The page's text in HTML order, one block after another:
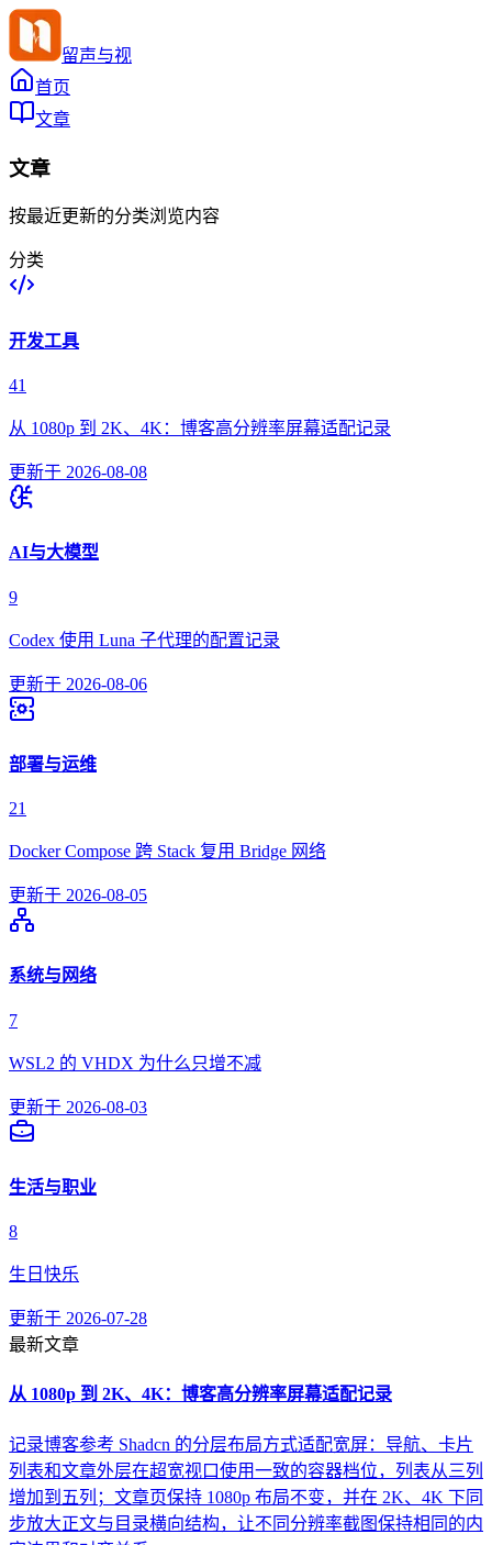
留声与视
首页
文章
文章
按最近更新的分类浏览内容
分类
开发工具
41
从 1080p 到 2K、4K：博客高分辨率屏幕适配记录
更新于 2026-08-08
AI与大模型
9
Codex 使用 Luna 子代理的配置记录
更新于 2026-08-06
部署与运维
21
Docker Compose 跨 Stack 复用 Bridge 网络
更新于 2026-08-05
系统与网络
7
WSL2 的 VHDX 为什么只增不减
更新于 2026-08-03
生活与职业
8
生日快乐
更新于 2026-07-28
最新文章
从 1080p 到 2K、4K：博客高分辨率屏幕适配记录
记录博客参考 Shadcn 的分层布局方式适配宽屏：导航、卡片
列表和文章外层在超宽视口使用一致的容器档位，列表从三列
增加到五列；文章页保持 1080p 布局不变，并在 2K、4K 下同
步放大正文与目录横向结构，让不同分辨率截图保持相同的内